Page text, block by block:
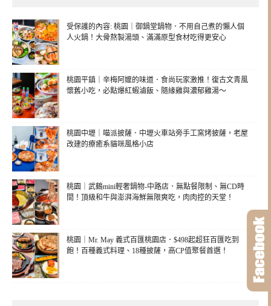
受保護的內容: 桃園｜御鍋堂鍋物．不用自己煮的懶人個
人火鍋！大骨熬製湯頭、滿滿原型食材吃得更安心
桃園平鎮｜辛梅阿嬤的味道．食尚玩家激推！復古文青風
懷舊小吃，必點爆紅蝦滷飯、隨緣雞與濃郁雞湯～
桃園中壢｜喵派披薩．中壢火車站旁手工窯烤披薩，老屋
改建的療癒系貓咪風格小店
桃園｜武鶴mini輕奢鍋物-中路店．無點餐限制、無CD時
間！頂級和牛與澎湃海鮮無限爽吃，肉肉控的天堂！
桃園｜Mr. May 義式百匯桃園店．$498起超狂百匯吃到
飽！百種義式料理、18種披薩，高CP值聚餐首選！